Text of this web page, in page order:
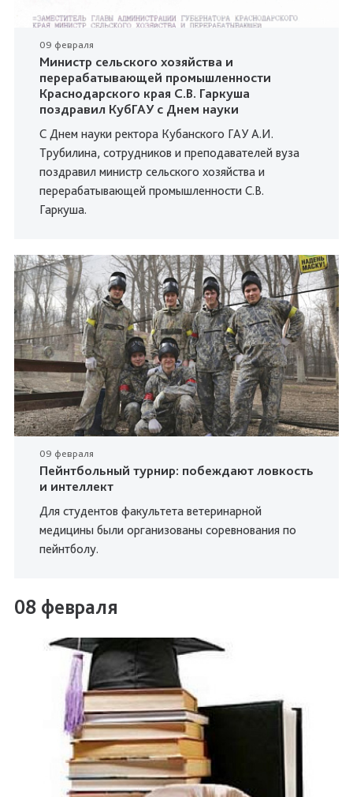
09 февраля
Министр сельского хозяйства и
перерабатывающей промышленности
Краснодарского края С.В. Гаркуша
поздравил КубГАУ с Днем науки
С Днем науки ректора Кубанского ГАУ А.И.
Трубилина, сотрудников и преподавателей вуза
поздравил министр сельского хозяйства и
перерабатывающей промышленности С.В.
Гаркуша.
09 февраля
Пейнтбольный турнир: побеждают ловкость
и интеллект
Для студентов факультета ветеринарной
медицины были организованы соревнования по
пейнтболу.
08 февраля